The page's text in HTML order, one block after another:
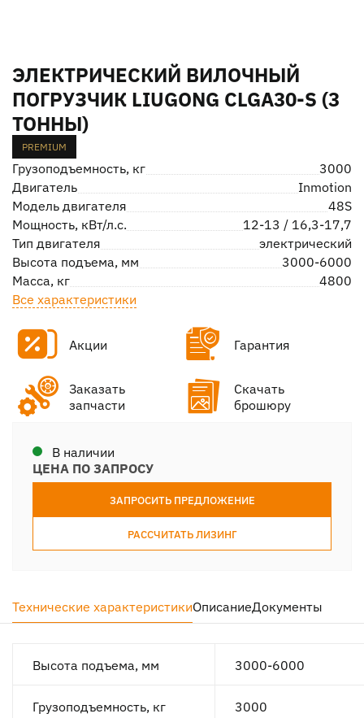
ЭЛЕКТРИЧЕСКИЙ ВИЛОЧНЫЙ
ПОГРУЗЧИК LIUGONG CLGA30-S (3
ТОННЫ)
PREMIUM
Грузоподъемность, кг
3000
Двигатель
Inmotion
Модель двигателя
48S
Мощность, кВт/л.с.
12-13 / 16,3-17,7
Тип двигателя
электрический
Высота подъема, мм
3000-6000
Масса, кг
4800
Все характеристики
Акции Гарантия
Заказать
запчасти
Скачать
брошюру
В наличии
ЦЕНА ПО ЗАПРОСУ
ЗАПРОСИТЬ ПРЕДЛОЖЕНИЕ
РАССЧИТАТЬ ЛИЗИНГ
Технические характеристикиОписаниеДокументы
Высота подъема, мм 3000-6000
Грузоподъемность, кг 3000